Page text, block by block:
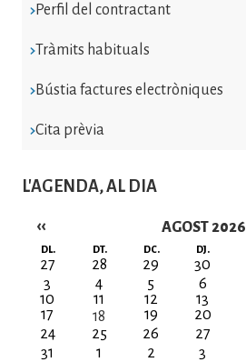
Perfil del contractant
Tràmits habituals
Bústia factures electròniques
Cita prèvia
L'AGENDA, AL DIA
AGOST 2026
Paginació
‹‹
DL. DT. DC. DJ.
27 28 29 30
3
4 5 6
10
11 12 13
17
18 19 20
24
25 26 27
31
1 2 3